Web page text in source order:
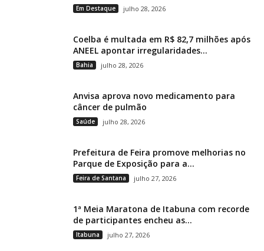
Em Destaque julho 28, 2026
Coelba é multada em R$ 82,7 milhões após
ANEEL apontar irregularidades...
Bahia julho 28, 2026
Anvisa aprova novo medicamento para
câncer de pulmão
Saúde julho 28, 2026
Prefeitura de Feira promove melhorias no
Parque de Exposição para a...
Feira de Santana julho 27, 2026
1ª Meia Maratona de Itabuna com recorde
de participantes encheu as...
Itabuna julho 27, 2026